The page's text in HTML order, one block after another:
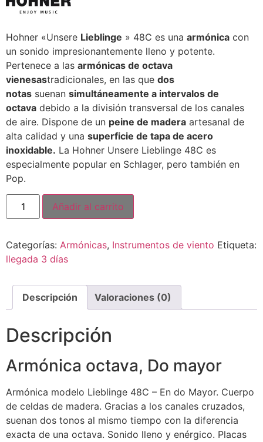
Hohner «Unsere Lieblinge » 48C es una armónica con
un sonido impresionantemente lleno y potente.
Pertenece a las armónicas de octava
vienesastradicionales, en las que dos
notas suenan simultáneamente a intervalos de
octava debido a la división transversal de los canales
de aire. Dispone de un peine de madera artesanal de
alta calidad y una superficie de tapa de acero
inoxidable. La Hohner Unsere Lieblinge 48C es
especialmente popular en Schlager, pero también en
Pop.
Añadir al carrito
Categorías: Armónicas, Instrumentos de viento Etiqueta:
llegada 3 días
Descripción Valoraciones (0)
Descripción
Armónica octava, Do mayor
Armónica modelo Lieblinge 48C – En do Mayor. Cuerpo
de celdas de madera. Gracias a los canales cruzados,
suenan dos tonos al mismo tiempo con la diferencia
exacta de una octava. Sonido lleno y enérgico. Placas